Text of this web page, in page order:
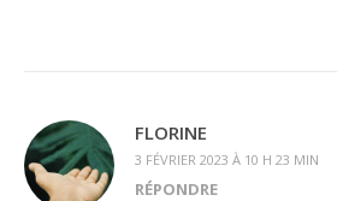
FLORINE
3 FÉVRIER 2023 À 10 H 23 MIN
RÉPONDRE